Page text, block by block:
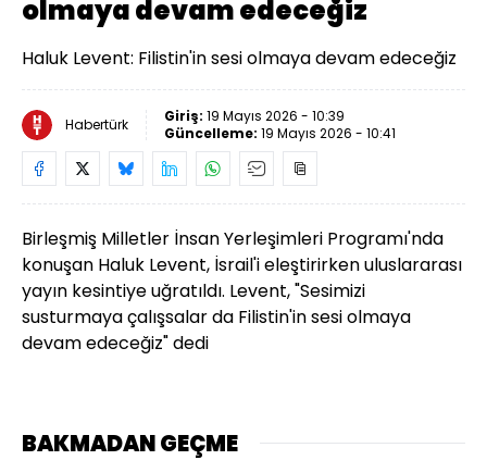
olmaya devam edeceğiz
Haluk Levent: Filistin'in sesi olmaya devam edeceğiz
Habertürk Giriş: 19 Mayıs 2026 - 10:39
Güncelleme: 19 Mayıs 2026 - 10:41
Birleşmiş Milletler İnsan Yerleşimleri Programı'nda
konuşan Haluk Levent, İsrail'i eleştirirken uluslararası
yayın kesintiye uğratıldı. Levent, "Sesimizi
susturmaya çalışsalar da Filistin'in sesi olmaya
devam edeceğiz" dedi
BAKMADAN GEÇME